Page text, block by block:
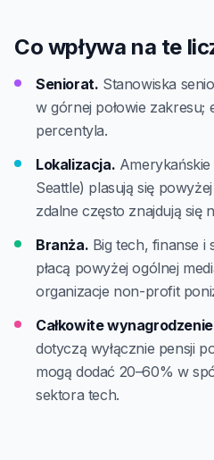
Co wpływa na te
Seniorat. Stanowiska
w górnej połowie zakresu;
percentyla.
Lokalizacja. Amerykańskie
Seattle) plasują się
zdalne często znajdują się
Branża. Big tech, finanse i
płacą powyżej ogólnej
organizacje non-profit
Całkowite
dotyczą wyłącznie pensji
mogą dodać 20–60% w
sektora tech.